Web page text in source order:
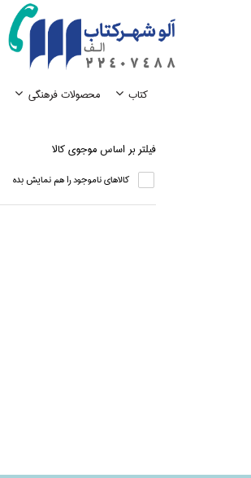
كتاب محصولات فرهنگي
فيلتر بر اساس موجوي كالا
كالاهاي ناموجود را هم نمايش بده